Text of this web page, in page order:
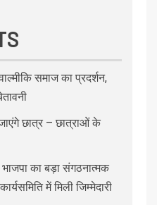
समाज का प्रदर्शन,
छात्र – छात्राओं के
का बड़ा संगठनात्मक
में मिली जिम्मेदारी